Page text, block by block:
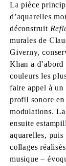
La pièce
d’aquarelles
déconstruit
murales de
Giverny,
Khan a
couleurs les
faire appel à
profil sonore en
modulations.
ensuite
aquarelles, puis
collages
musique –